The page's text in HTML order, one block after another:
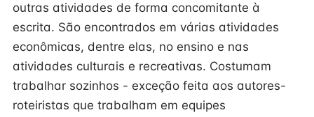
outras atividades de forma concomitante à
escrita. São encontrados em várias atividades
econômicas, dentre elas, no ensino e nas
atividades culturais e recreativas. Costumam
trabalhar sozinhos - exceção feita aos autores-
roteiristas que trabalham em equipes